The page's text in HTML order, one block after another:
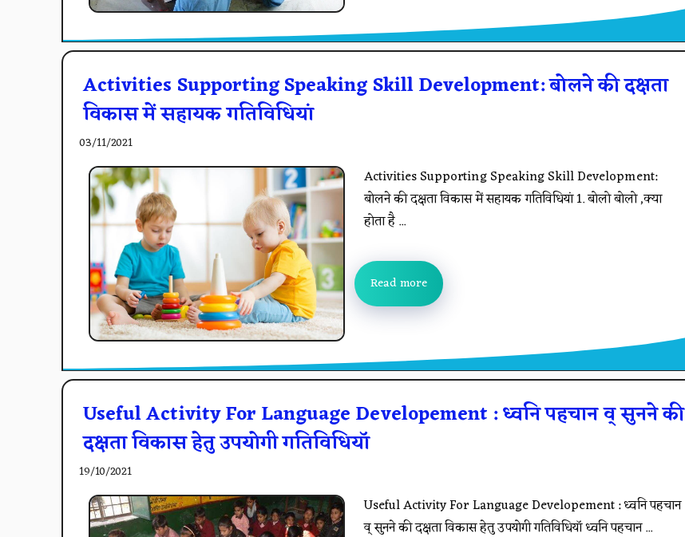
Activities Supporting Speaking Skill Development: बोलने की दक्षता
विकास में सहायक गतिविधियां
03/11/2021
Activities Supporting Speaking Skill Development:
बोलने की दक्षता विकास में सहायक गतिविधियां 1. बोलो बोलो ,क्या
होता है ...
Read more
Useful Activity For Language Developement : ध्वनि पहचान व् सुनने की
दक्षता विकास हेतु उपयोगी गतिविधियॉ
19/10/2021
Useful Activity For Language Developement : ध्वनि पहचान
व् सुनने की दक्षता विकास हेतु उपयोगी गतिविधियॉ ध्वनि पहचान ...